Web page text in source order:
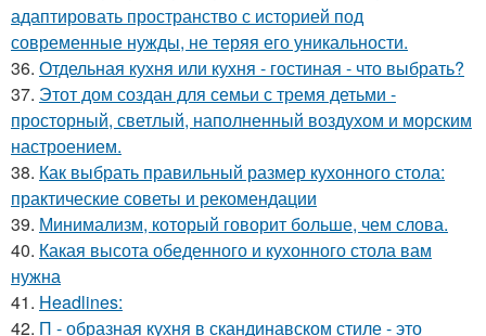
адаптировать пространство с историей под
современные нужды, не теряя его уникальности.
36. Отдельная кухня или кухня - гостиная - что выбрать?
37. Этот дом создан для семьи с тремя детьми -
просторный, светлый, наполненный воздухом и морским
настроением.
38. Как выбрать правильный размер кухонного стола:
практические советы и рекомендации
39. Минимализм, который говорит больше, чем слова.
40. Какая высота обеденного и кухонного стола вам
нужна
41. Headlines:
42. П - образная кухня в скандинавском стиле - это